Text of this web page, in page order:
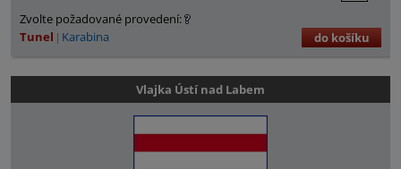
Zvolte požadované provedení:
Tunel
Karabina do košíku
Vlajka Ústí nad Labem